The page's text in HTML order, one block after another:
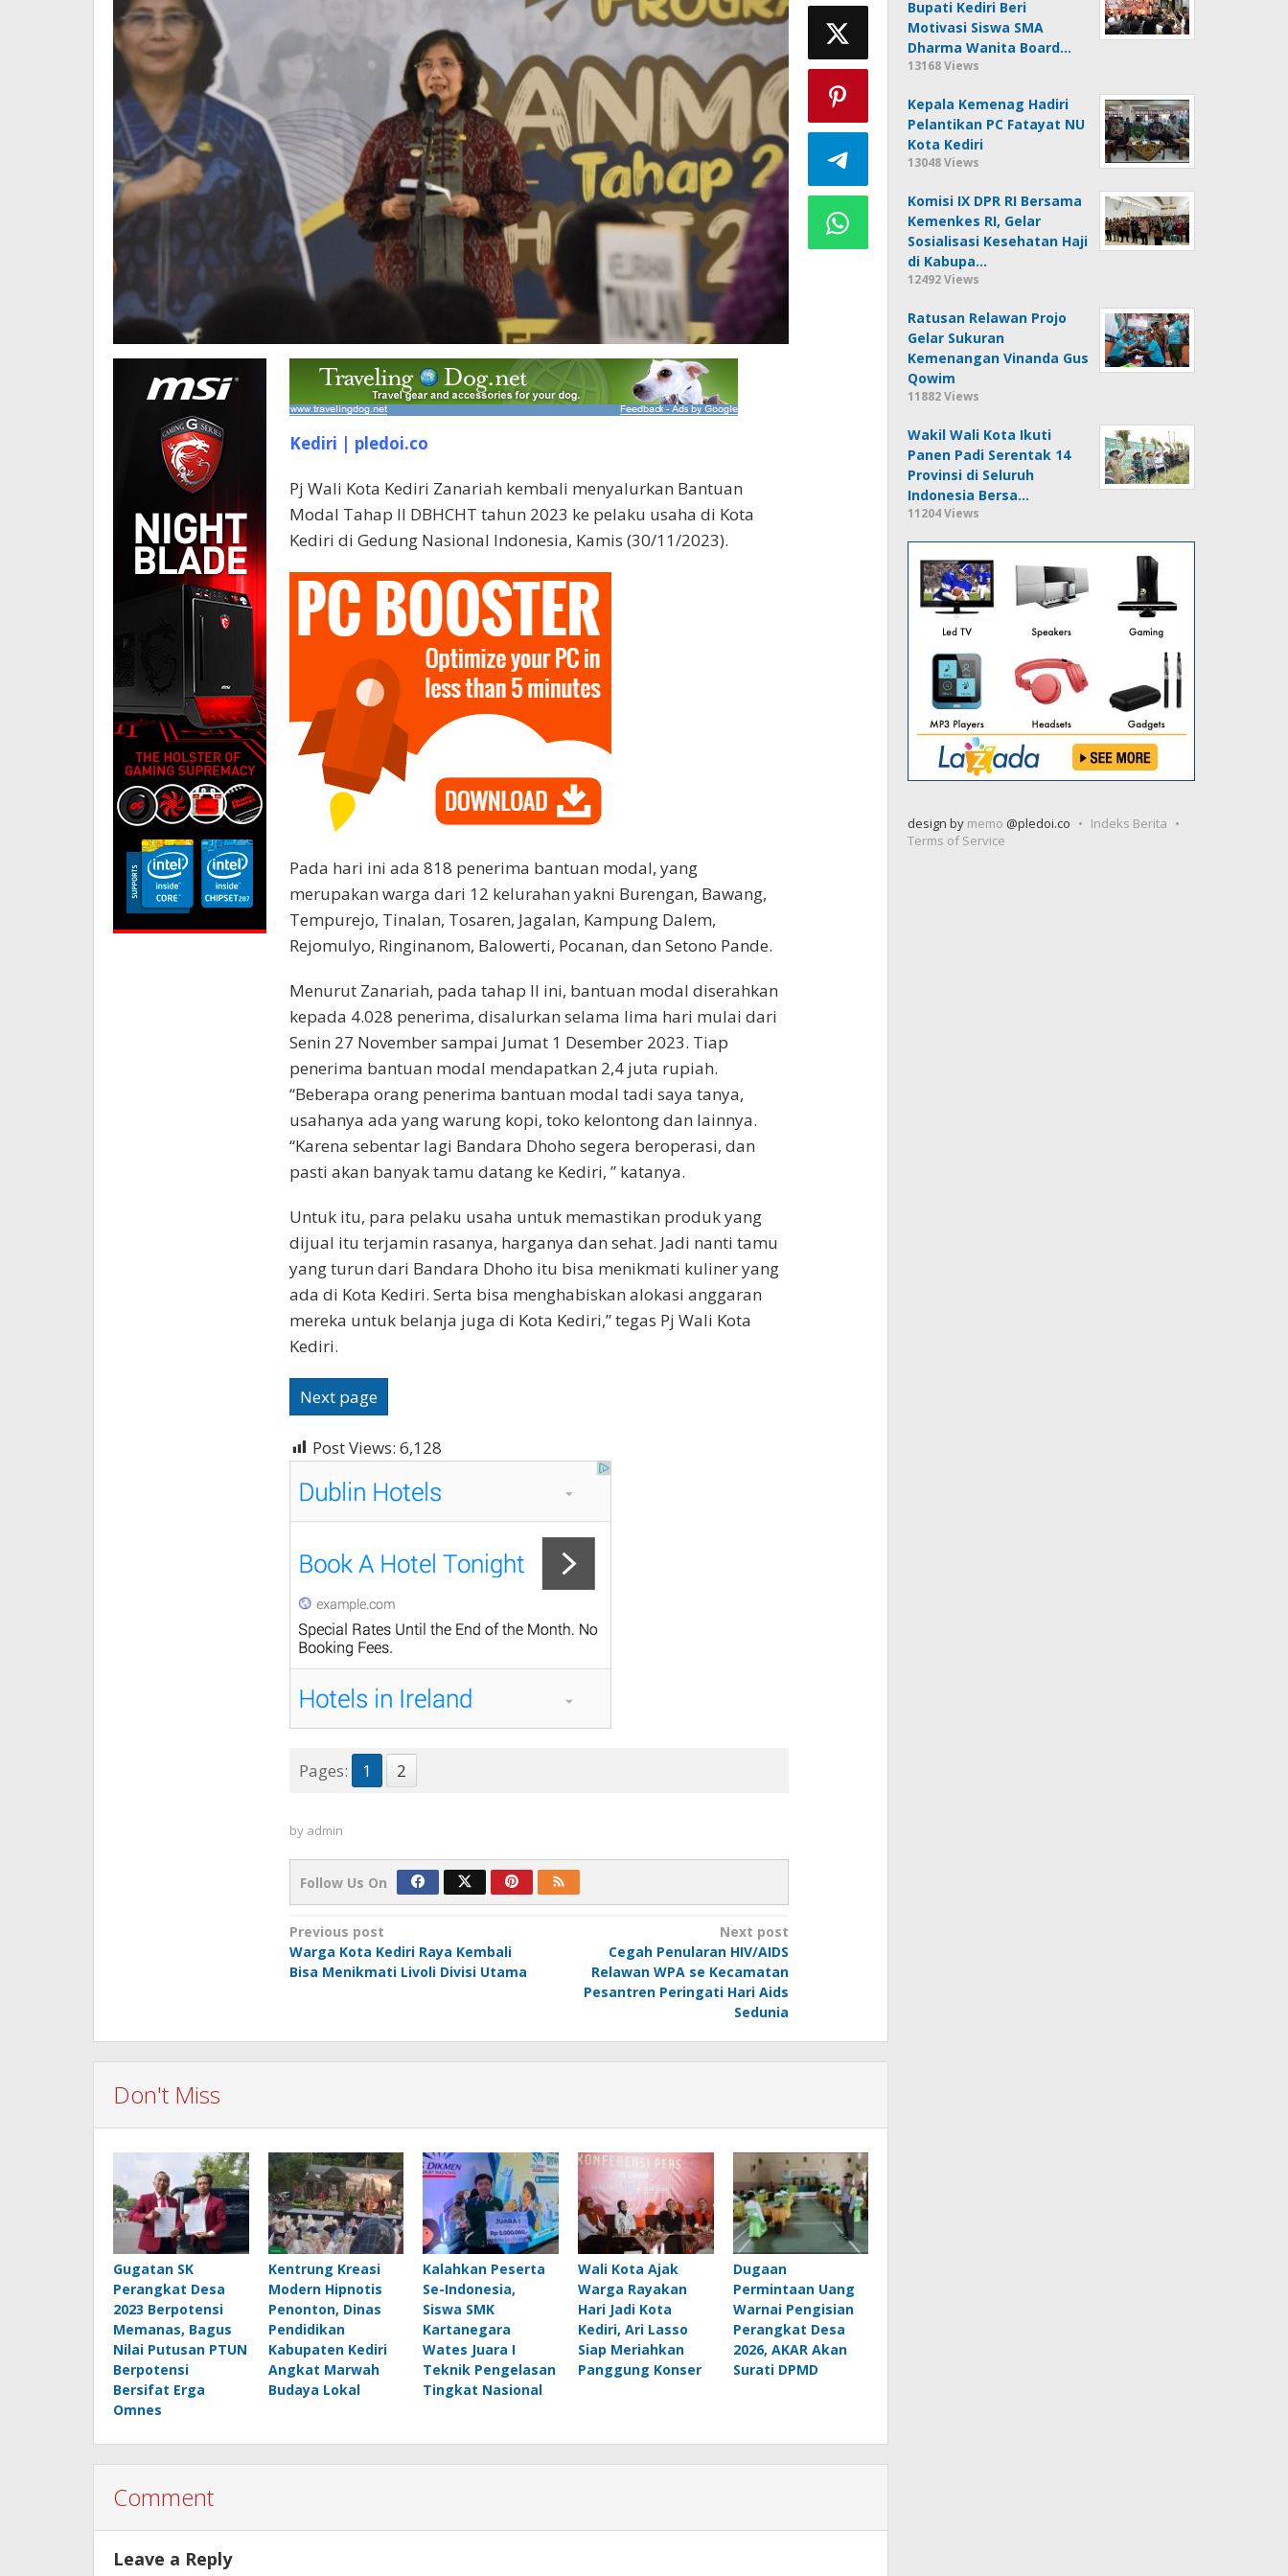
Kediri | pledoi.co
Pj Wali Kota Kediri Zanariah kembali menyalurkan Bantuan
Modal Tahap II DBHCHT tahun 2023 ke pelaku usaha di Kota
Kediri di Gedung Nasional Indonesia, Kamis (30/11/2023).
Pada hari ini ada 818 penerima bantuan modal, yang
merupakan warga dari 12 kelurahan yakni Burengan, Bawang,
Tempurejo, Tinalan, Tosaren, Jagalan, Kampung Dalem,
Rejomulyo, Ringinanom, Balowerti, Pocanan, dan Setono Pande.
Menurut Zanariah, pada tahap II ini, bantuan modal diserahkan
kepada 4.028 penerima, disalurkan selama lima hari mulai dari
Senin 27 November sampai Jumat 1 Desember 2023. Tiap
penerima bantuan modal mendapatkan 2,4 juta rupiah.
“Beberapa orang penerima bantuan modal tadi saya tanya,
usahanya ada yang warung kopi, toko kelontong dan lainnya.
“Karena sebentar lagi Bandara Dhoho segera beroperasi, dan
pasti akan banyak tamu datang ke Kediri, ” katanya.
Untuk itu, para pelaku usaha untuk memastikan produk yang
dijual itu terjamin rasanya, harganya dan sehat. Jadi nanti tamu
yang turun dari Bandara Dhoho itu bisa menikmati kuliner yang
ada di Kota Kediri. Serta bisa menghabiskan alokasi anggaran
mereka untuk belanja juga di Kota Kediri,” tegas Pj Wali Kota
Kediri.
Next page
Post Views: 6,128
Pages: 1 2
by admin
Follow Us On
Post
navigation
Previous post
Warga Kota Kediri Raya Kembali
Bisa Menikmati Livoli Divisi Utama
Next post
Cegah Penularan HIV/AIDS
Relawan WPA se Kecamatan
Pesantren Peringati Hari Aids
Sedunia
Don't Miss
Gugatan SK
Perangkat Desa
2023 Berpotensi
Memanas, Bagus
Nilai Putusan PTUN
Berpotensi
Bersifat Erga
Omnes
Kentrung Kreasi
Modern Hipnotis
Penonton, Dinas
Pendidikan
Kabupaten Kediri
Angkat Marwah
Budaya Lokal
Kalahkan Peserta
Se-Indonesia,
Siswa SMK
Kartanegara
Wates Juara I
Teknik Pengelasan
Tingkat Nasional
Wali Kota Ajak
Warga Rayakan
Hari Jadi Kota
Kediri, Ari Lasso
Siap Meriahkan
Panggung Konser
Dugaan
Permintaan Uang
Warnai Pengisian
Perangkat Desa
2026, AKAR Akan
Surati DPMD
Comment
Leave a Reply
Bupati Kediri Beri
Motivasi Siswa SMA
Dharma Wanita Board…
13168 Views
Kepala Kemenag Hadiri
Pelantikan PC Fatayat NU
Kota Kediri
13048 Views
Komisi IX DPR RI Bersama
Kemenkes RI, Gelar
Sosialisasi Kesehatan Haji
di Kabupa…
12492 Views
Ratusan Relawan Projo
Gelar Sukuran
Kemenangan Vinanda Gus
Qowim
11882 Views
Wakil Wali Kota Ikuti
Panen Padi Serentak 14
Provinsi di Seluruh
Indonesia Bersa…
11204 Views
design by memo @pledoi.co
Indeks Berita
Terms of Service